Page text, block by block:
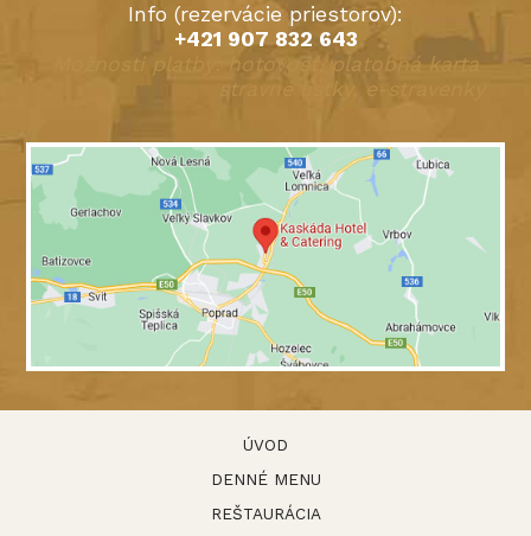
Info (rezervácie priestorov):
+421 907 832 643
Možnosti platby: hotovosť, platobná karta
stravné lístky, e-stravenky
ÚVOD
DENNÉ MENU
REŠTAURÁCIA